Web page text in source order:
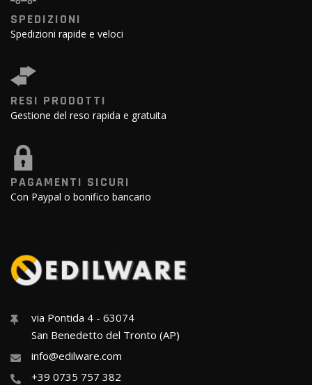
SPEDIZIONI
Spedizioni rapide e veloci
RESI PRODOTTI
Gestione del reso rapida e gratuita
PAGAMENTI SICURI
Con Paypal o bonifico bancario
via Pontida 4 - 63074
San Benedetto del Tronto (AP)
info@edilware.com
+39 0735 757 382